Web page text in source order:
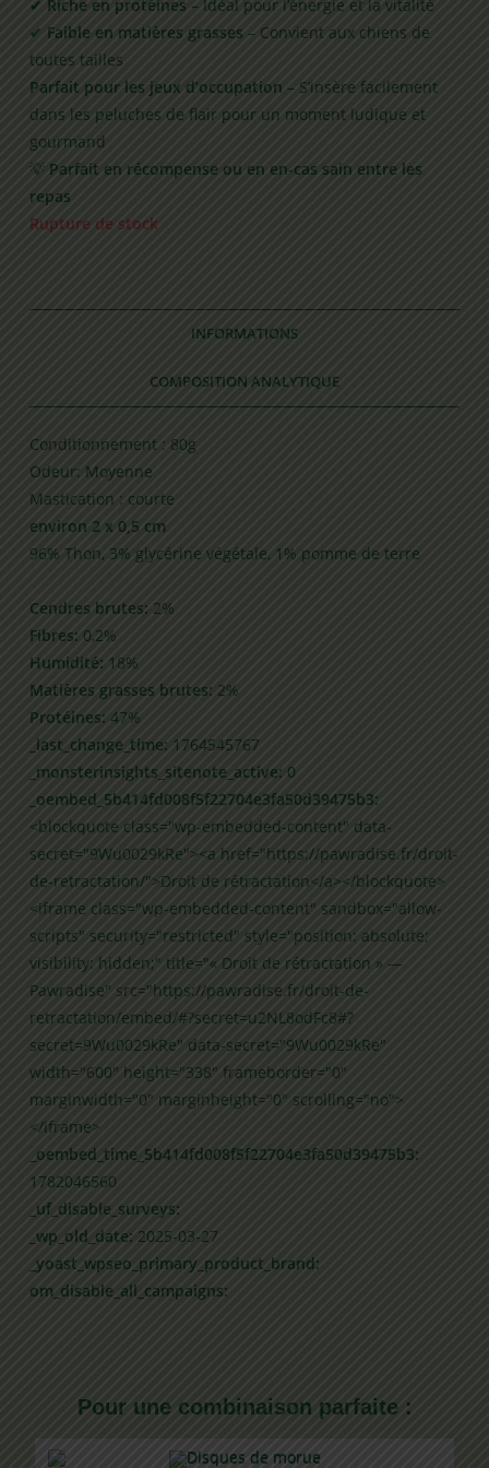
✔ Riche en protéines – Idéal pour l’énergie et la vitalité
✔ Faible en matières grasses – Convient aux chiens de
toutes tailles
Parfait pour les jeux d’occupation – S’insère facilement
dans les peluches de flair pour un moment ludique et
gourmand
💡 Parfait en récompense ou en en-cas sain entre les
repas
Rupture de stock
INFORMATIONS
COMPOSITION ANALYTIQUE
Conditionnement : 80g
Odeur: Moyenne
Mastication : courte
environ 2 x 0,5 cm
96% Thon, 3% glycérine végétale, 1% pomme de terre
Cendres brutes: 2%
Fibres: 0,2%
Humidité: 18%
Matières grasses brutes: 2%
Protéines: 47%
_last_change_time: 1764545767
_monsterinsights_sitenote_active: 0
_oembed_5b414fd008f5f22704e3fa50d39475b3:
<blockquote class="wp-embedded-content" data-
secret="9Wu0029kRe"><a href="https://pawradise.fr/droit-
de-retractation/">Droit de rétractation</a></blockquote>
<iframe class="wp-embedded-content" sandbox="allow-
scripts" security="restricted" style="position: absolute;
visibility: hidden;" title="« Droit de rétractation » —
Pawradise" src="https://pawradise.fr/droit-de-
retractation/embed/#?secret=u2NL8odFc8#?
secret=9Wu0029kRe" data-secret="9Wu0029kRe"
width="600" height="338" frameborder="0"
marginwidth="0" marginheight="0" scrolling="no">
</iframe>
_oembed_time_5b414fd008f5f22704e3fa50d39475b3:
1782046560
_uf_disable_surveys:
_wp_old_date: 2025-03-27
_yoast_wpseo_primary_product_brand:
om_disable_all_campaigns:
Pour une combinaison parfaite :